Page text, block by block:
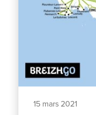
15 mars 2021